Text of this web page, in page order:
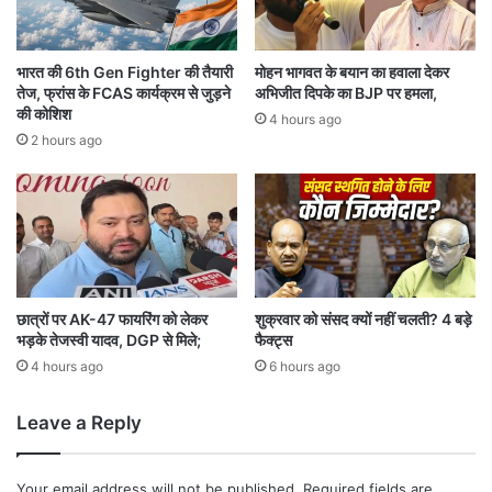
श्तों
को
ले
गी
न
म
बू
ती
चां
दी
आ
ई
ते
,
त
र
रा
ष्ट्री
य
बा
जा
सं
के
भारत की 6th Gen Fighter की तैयारी
तेज, फ्रांस के FCAS कार्यक्रम से जुड़ने
की कोशिश
2 hours ago
मोहन भागवत के बयान का हवाला देकर
अभिजीत दिपके का BJP पर हमला,
4 hours ago
छात्रों पर AK-47 फायरिंग को लेकर
भड़के तेजस्वी यादव, DGP से मिले;
4 hours ago
शुक्रवार को संसद क्यों नहीं चलती? 4 बड़े
फैक्ट्स
6 hours ago
Leave a Reply